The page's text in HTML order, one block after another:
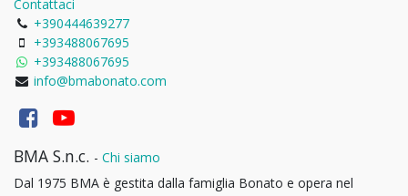
Contattaci
+390444639277
+393488067695
+393488067695
info@bmabonato.com
BMA S.n.c. - Chi siamo
Dal 1975 BMA è gestita dalla famiglia Bonato e opera nel